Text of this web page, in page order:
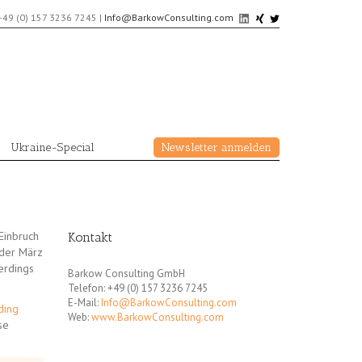
(0) 157 3236 7245 | Info@BarkowConsulting.com
Ukraine-Special Newsletter anmelden
März
Kontakt
Barkow Consulting GmbH
Telefon: +49 (0) 157 3236 7245
E-Mail: Info@BarkowConsulting.com
Web:www.BarkowConsulting.com